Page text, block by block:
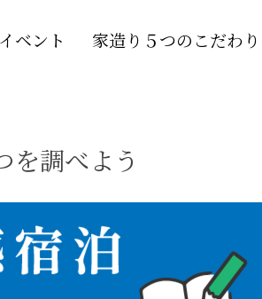
ベント 家造り５つのこだわり
を調べよう